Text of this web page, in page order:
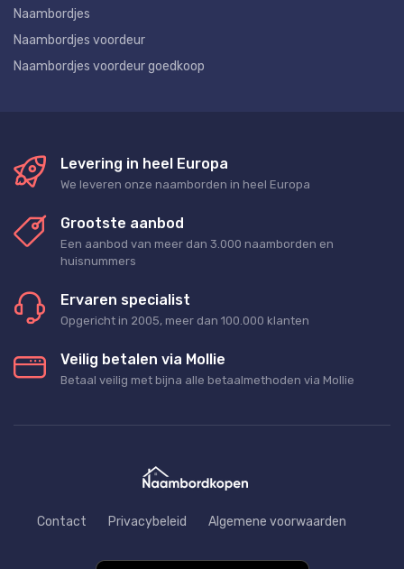
Naambordjes
Naambordjes voordeur
Naambordjes voordeur goedkoop
Levering in heel Europa
We leveren onze naamborden in heel Europa
Grootste aanbod
Een aanbod van meer dan 3.000 naamborden en
huisnummers
Ervaren specialist
Opgericht in 2005, meer dan 100.000 klanten
Veilig betalen via Mollie
Betaal veilig met bijna alle betaalmethoden via Mollie
Contact Privacybeleid Algemene voorwaarden